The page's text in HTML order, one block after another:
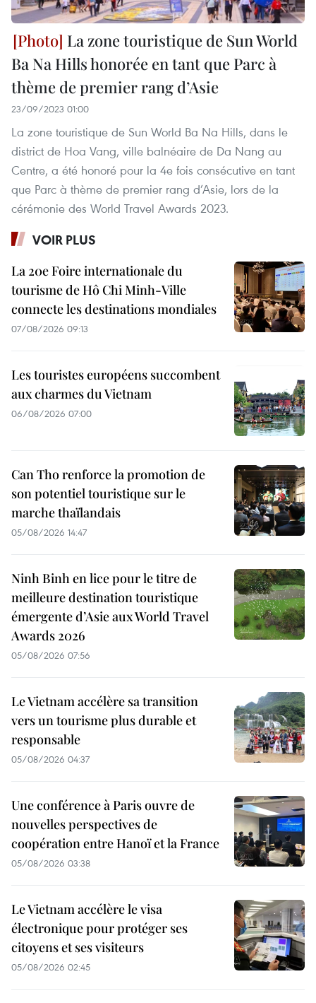
La zone touristique de Sun World
Ba Na Hills honorée en tant que Parc à
thème de premier rang d’Asie
23/09/2023 01:00
La zone touristique de Sun World Ba Na Hills, dans le
district de Hoa Vang, ville balnéaire de Da Nang au
Centre, a été honoré pour la 4e fois consécutive en tant
que Parc à thème de premier rang d’Asie, lors de la
cérémonie des World Travel Awards 2023.
VOIR PLUS
La 20e Foire internationale du
tourisme de Hô Chi Minh-Ville
connecte les destinations mondiales
07/08/2026 09:13
Les touristes européens succombent
aux charmes du Vietnam
06/08/2026 07:00
Can Tho renforce la promotion de
son potentiel touristique sur le
marche thaïlandais
05/08/2026 14:47
Ninh Binh en lice pour le titre de
meilleure destination touristique
émergente d’Asie aux World Travel
Awards 2026
05/08/2026 07:56
Le Vietnam accélère sa transition
vers un tourisme plus durable et
responsable
05/08/2026 04:37
Une conférence à Paris ouvre de
nouvelles perspectives de
coopération entre Hanoï et la France
05/08/2026 03:38
Le Vietnam accélère le visa
électronique pour protéger ses
citoyens et ses visiteurs
05/08/2026 02:45